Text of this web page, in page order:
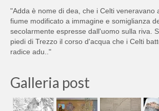
"Adda è nome di dea, che i Celti veneravano
fiume modificato a immagine e somiglianza
secolarmente espresse dall'uomo sulla riva.
piedi di Trezzo il corso d'acqua che i Celti
radice adu.."
Galleria post